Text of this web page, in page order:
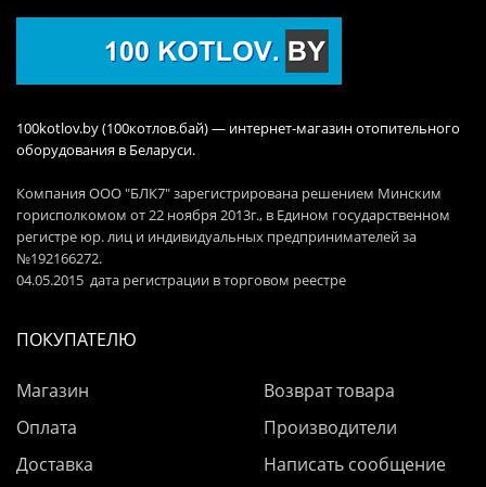
100kotlov.by (100котлов.бай) — интернет-магазин отопительного
оборудования в Беларуси.
Компания ООО "БЛК7" зарегистрирована решением Минским
горисполкомом от 22 ноября 2013г., в Едином государственном
регистре юр. лиц и индивидуальных предпринимателей за
№192166272.
04.05.2015 дата регистрации в торговом реестре
ПОКУПАТЕЛЮ
Магазин
Оплата
Доставка
Возврат товара
Производители
Написать сообщение